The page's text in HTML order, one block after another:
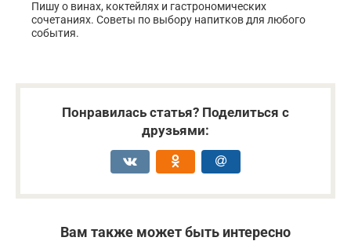
Пишу о винах, коктейлях и гастрономических
сочетаниях. Советы по выбору напитков для любого
события.
Понравилась статья? Поделиться с
друзьями:
Вам также может быть интересно